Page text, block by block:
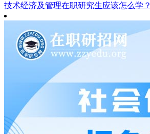
技术经济及管理在职研究生应该怎么学？